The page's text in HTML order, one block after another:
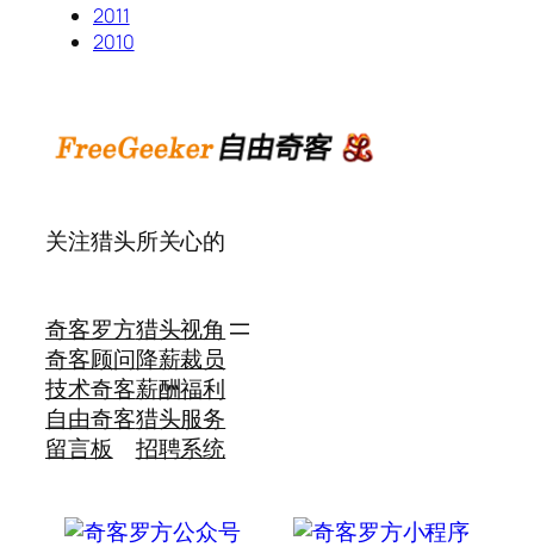
2011
2010
关注猎头所关心的
奇客罗方
奇客顾问
技术奇客
自由奇客
留言板
猎头视角
降薪裁员
薪酬福利
猎头服务
招聘系统